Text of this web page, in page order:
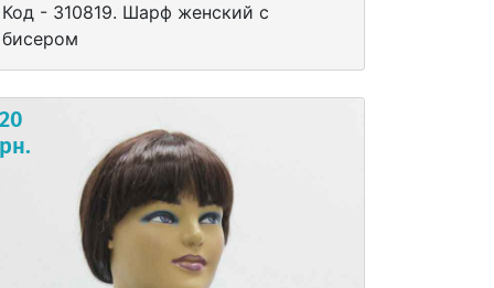
Код - 310819. Шарф женский с
бисером